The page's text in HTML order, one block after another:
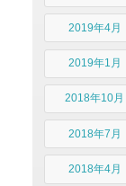
2019年4月
2019年1月
2018年10月
2018年7月
2018年4月